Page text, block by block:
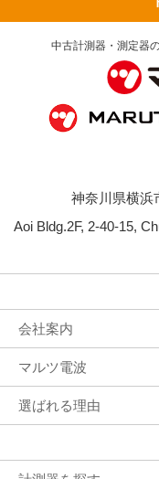
下，
こと
当社
やソ
ジや
用日
てご
際し
識別
ーザ
はペ
第３
当社
ユー
状況
の代
アド
名や
ユー
月日
中古計測器・測定器
神奈川県横
Aoi Bldg.2F, 2-40-15,
会社案内
マルツ電波
選ばれる理由